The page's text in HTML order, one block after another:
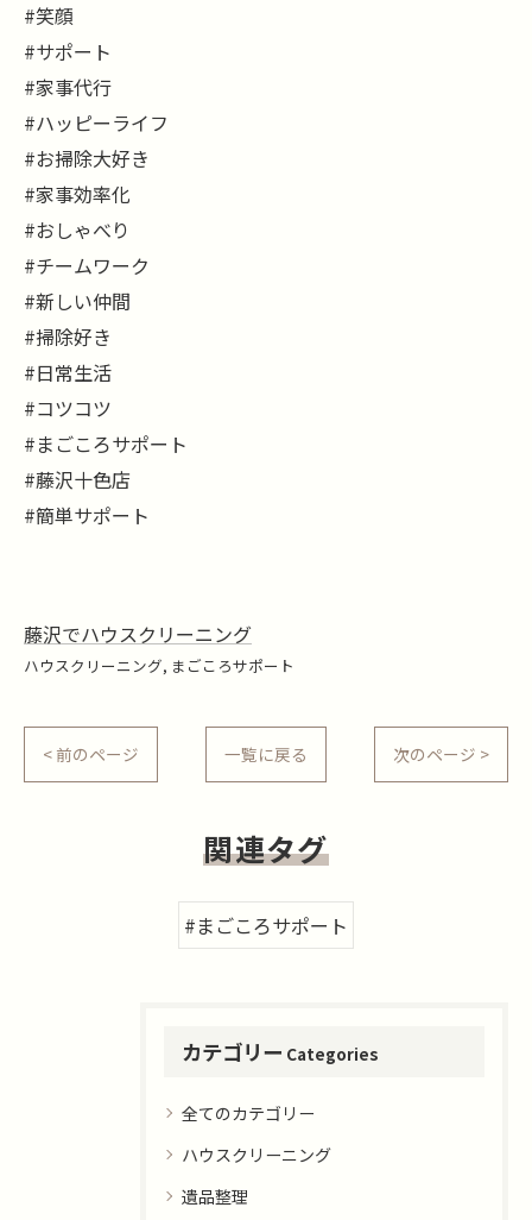
#笑顔
#サポート
#家事代行
#ハッピーライフ
#お掃除大好き
#家事効率化
#おしゃべり
#チームワーク
#新しい仲間
#掃除好き
#日常生活
#コツコツ
#まごころサポート
#藤沢十色店
#簡単サポート
藤沢でハウスクリーニング
ハウスクリーニング まごころサポート
< 前のページ 一覧に戻る 次のページ >
関連タグ
#まごころサポート
カテゴリー Categories
全てのカテゴリー
ハウスクリーニング
遺品整理